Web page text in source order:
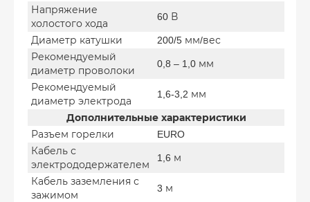
Напряжение
холостого хода
60 В
Диаметр катушки
200/5 мм/вес
Рекомендуемый
диаметр проволоки
0,8 – 1,0 мм
Рекомендуемый
диаметр электрода
1,6-3,2 мм
Дополнительные характеристики
Разъем горелки
EURO
Кабель с
электрододержателем
1,6 м
Кабель заземления с
зажимом
3 м